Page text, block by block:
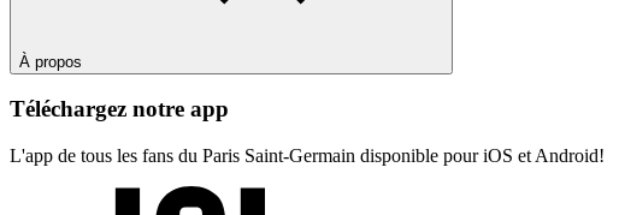
À propos
Téléchargez notre app
L'app de tous les fans du Paris Saint-Germain disponible pour iOS et Android!